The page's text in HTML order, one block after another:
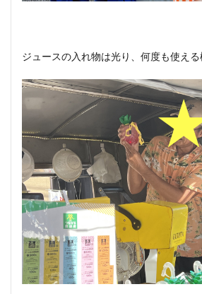
ジュースの入れ物は光り、何度も使える